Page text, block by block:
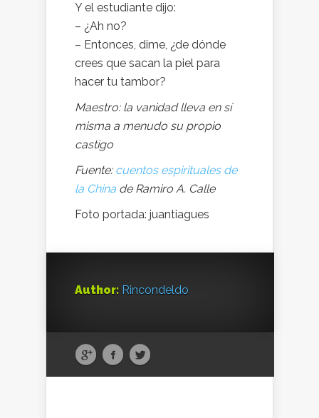
Y el estudiante dijo:
– ¿Ah no?
– Entonces, dime, ¿de dónde
crees que sacan la piel para
hacer tu tambor?
Maestro: la vanidad lleva en sí
misma a menudo su propio
castigo
Fuente: cuentos espirituales de
la China de Ramiro A. Calle
Foto portada: juantiagues
Author: Rincondeldo